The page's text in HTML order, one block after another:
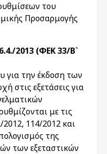
του
Προσαρμογής
2013 (ΦΕΚ 33/Β`
για την έκδοση των
στις εξετάσεις για
με τις
114/2012 και
της
των εξεταστικών